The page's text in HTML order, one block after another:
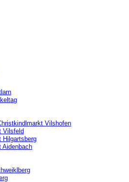
Vilshofen
Vilsfeld
Hilgartsberg
Aidenbach